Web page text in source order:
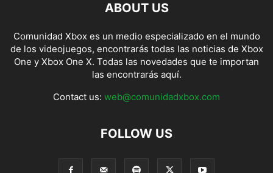
ABOUT US
Comunidad Xbox es un medio especializado en el mundo
de los videojuegos, encontrarás todas las noticias de Xbox
One y Xbox One X. Todas las novedades que te importan
las encontrarás aquí.
Contact us: web@comunidadxbox.com
FOLLOW US